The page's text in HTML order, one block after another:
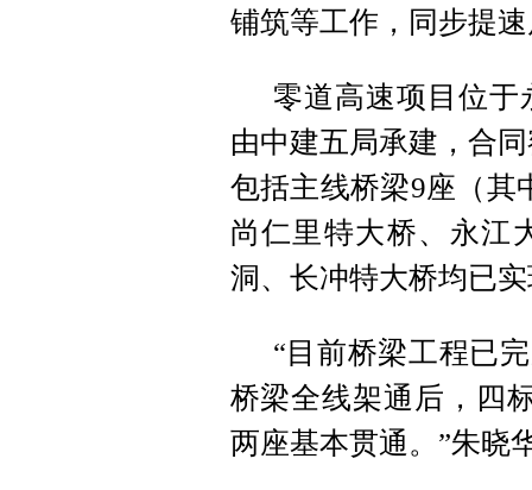
铺筑等工作，同步提
零道高速项目位
由中建五局承建，合
包括主线桥梁9座（其
尚仁里特大桥、永江
洞、长冲特大桥均已
“目前桥梁工程已
桥梁全线架通后，四
两座基本贯通。”朱晓